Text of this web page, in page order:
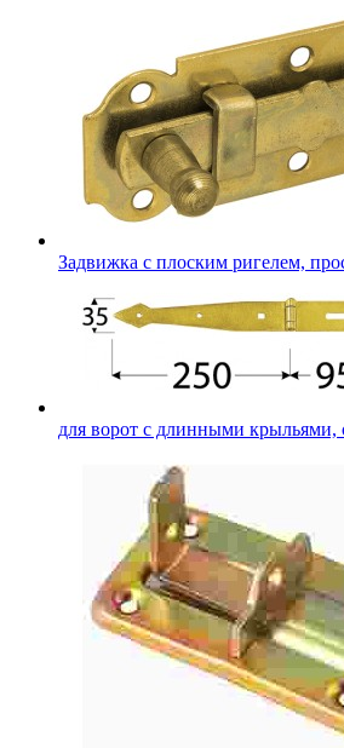
Задвижка с плоским ригелем,
для ворот с длинными крыльями,